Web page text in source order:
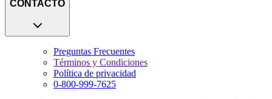
CONTACTO
Preguntas Frecuentes
Términos y Condiciones
Política de privacidad
0-800-999-7625